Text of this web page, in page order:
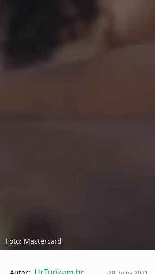
Foto: Mastercard
Autor: HrTurizam.hr